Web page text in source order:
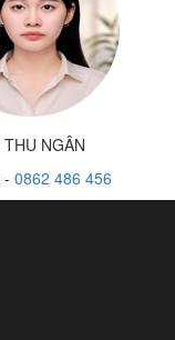
NGÂN
- 0862 486 456